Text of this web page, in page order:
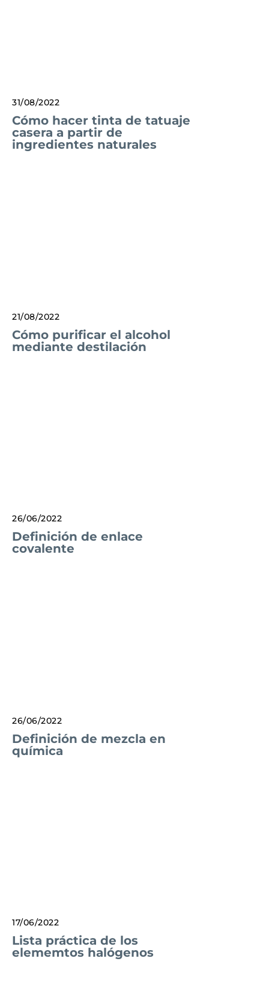
31/08/2022
Cómo hacer tinta de tatuaje
casera a partir de
ingredientes naturales
21/08/2022
Cómo purificar el alcohol
mediante destilación
26/06/2022
Definición de enlace
covalente
26/06/2022
Definición de mezcla en
química
17/06/2022
Lista práctica de los
elememtos halógenos